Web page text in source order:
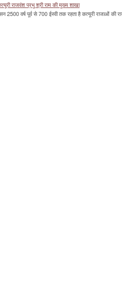
राजवंश प्रभु श्री राम की मुख्य शाखा
2500 वर्ष पूर्व से 700 ईस्वी तक रहता है कत्यूरी राजाओं की